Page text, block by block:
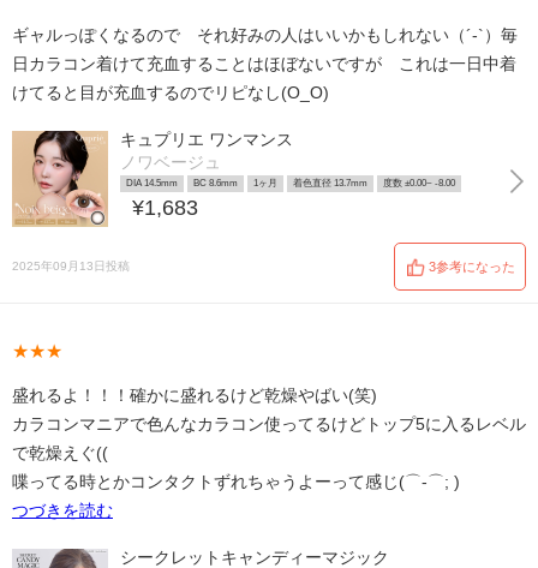
ギャルっぽくなるので それ好みの人はいいかもしれない（´-`）毎
日カラコン着けて充血することはほぼないですが これは一日中着
けてると目が充血するのでリピなし(O_O)
キュプリエ ワンマンス
ノワベージュ
DIA 14.5mm BC 8.6mm 1ヶ月 着色直径 13.7mm 度数 ±0.00~ -8.00
¥1,683
2025年09月13日投稿 3参考になった
★★★
盛れるよ！！！確かに盛れるけど乾燥やばい(笑)
カラコンマニアで色んなカラコン使ってるけどトップ5に入るレベル
で乾燥えぐ((
喋ってる時とかコンタクトずれちゃうよーって感じ(⌒-⌒; )
つづきを読む
シークレットキャンディーマジック